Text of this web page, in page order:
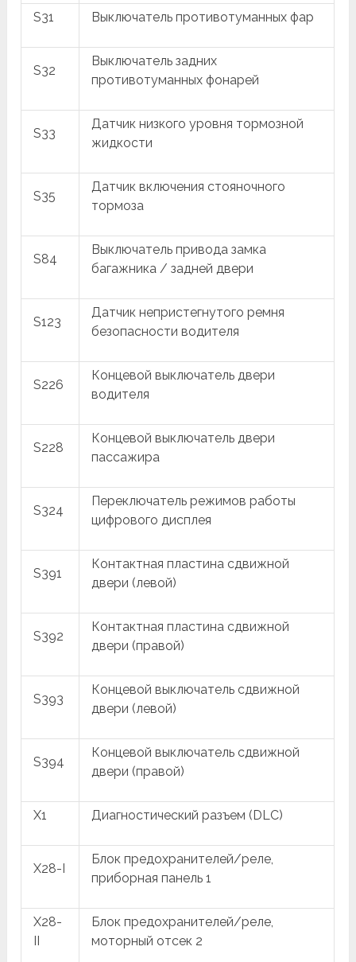
S31 Выключатель противотуманных фар
S32
Выключатель задних
противотуманных фонарей
S33
Датчик низкого уровня тормозной
жидкости
S35
Датчик включения стояночного
тормоза
S84
Выключатель привода замка
багажника / задней двери
S123
Датчик непристегнутого ремня
безопасности водителя
S226
Концевой выключатель двери
водителя
S228
Концевой выключатель двери
пассажира
S324
Переключатель режимов работы
цифрового дисплея
S391
Контактная пластина сдвижной
двери (левой)
S392
Контактная пластина сдвижной
двери (правой)
S393
Концевой выключатель сдвижной
двери (левой)
S394
Концевой выключатель сдвижной
двери (правой)
X1 Диагностический разъем (DLC)
X28-I
Блок предохранителей/реле,
приборная панель 1
X28-
II
Блок предохранителей/реле,
моторный отсек 2